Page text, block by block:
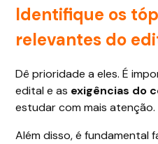
Identifique os
relevantes do
Dê prioridade a eles. É
edital e as exigências do
estudar com mais atenção.
Além disso, é fundamental